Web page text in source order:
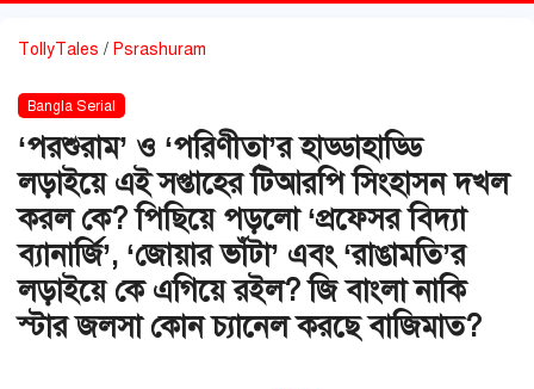
TollyTales / Psrashuram
Bangla Serial
‘পরশুরাম’ ও ‘পরিণীতা’র হাড্ডাহাড্ডি
লড়াইয়ে এই সপ্তাহের টিআরপি সিংহাসন দখল
করল কে? পিছিয়ে পড়লো ‘প্রফেসর বিদ্যা
ব্যানার্জি’, ‘জোয়ার ভাঁটা’ এবং ‘রাঙামতি’র
লড়াইয়ে কে এগিয়ে রইল? জি বাংলা নাকি
স্টার জলসা কোন চ্যানেল করছে বাজিমাত?